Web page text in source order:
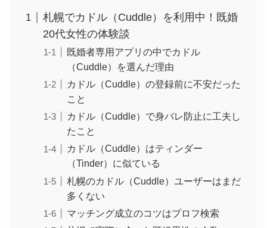
札幌でカドル（Cuddle）を利用中！既婚
20代女性の体験談
既婚者専用アプリの中でカドル
（Cuddle）を選んだ理由
カドル（Cuddle）の登録前に不安だった
こと
カドル（Cuddle）で身バレ防止に工夫し
たこと
カドル（Cuddle）はティンダー
（Tinder）に似ている
札幌のカドル（Cuddle）ユーザーはまだ
多くない
マッチング成立のコツはプロフ検索